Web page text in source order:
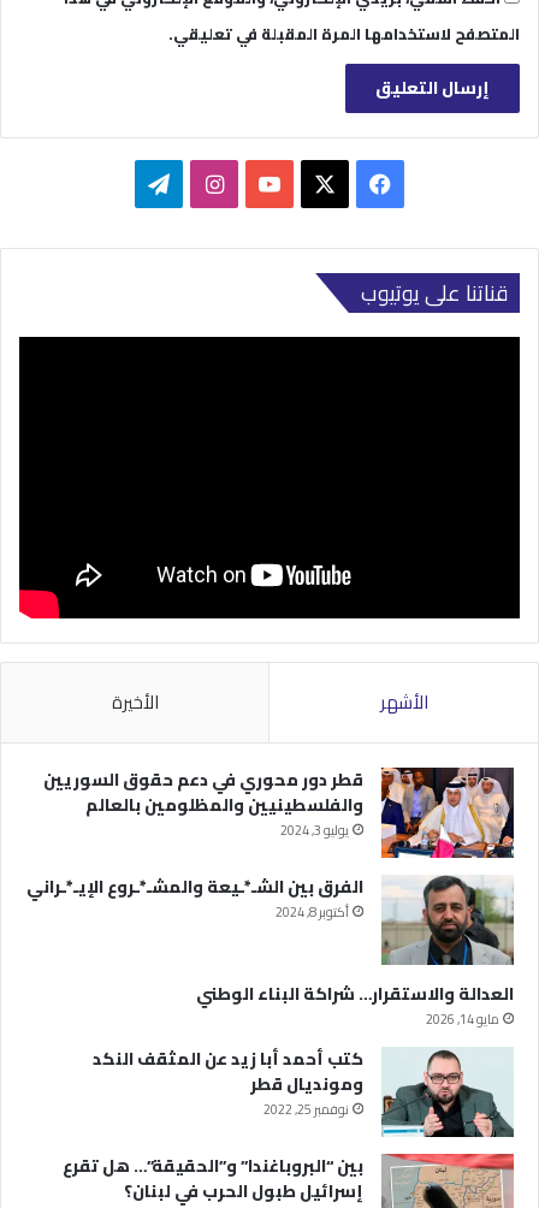
المتصفح لاستخدامها المرة المقبلة في تعليقي.
فيسبوك ‫YouTubeانستقرامتيلقرام
قناتنا على يوتيوب
الأشهر الأخيرة
قطر دور محوري في دعم حقوق السوريين
والفلسطينيين والمظلومين بالعالم
يوليو 3, 2024
الفرق بين الشـ*ـيعة والمشـ*ـروع الإيـ*ـراني
أكتوبر 8, 2024
العدالة والاستقرار… شراكة البناء الوطني
مايو 14, 2026
كتب أحمد أبا زيد عن المثقف النكد
ومونديال قطر
نوفمبر 25, 2022
بين “البروباغندا” و”الحقيقة”… هل تقرع
إسرائيل طبول الحرب في لبنان؟